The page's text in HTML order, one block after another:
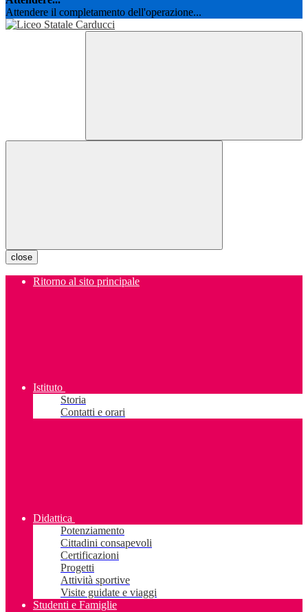
Attendere il completamento dell'operazione...
close
Ritorno al sito principale
Istituto
Storia
Contatti e orari
Didattica
Potenziamento
Cittadini consapevoli
Certificazioni
Progetti
Attività sportive
Visite guidate e viaggi
Studenti e Famiglie